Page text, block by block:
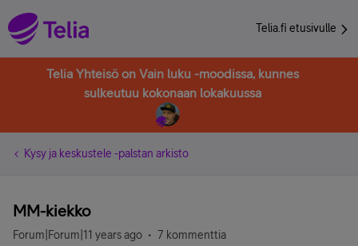
Telia.fi etusivulle
Telia Yhteisö on Vain luku -moodissa, kunnes
sulkeutuu kokonaan lokakuussa
Kysy ja keskustele -palstan arkisto
MM-kiekko
Forum|Forum|11 years ago 7 kommenttia